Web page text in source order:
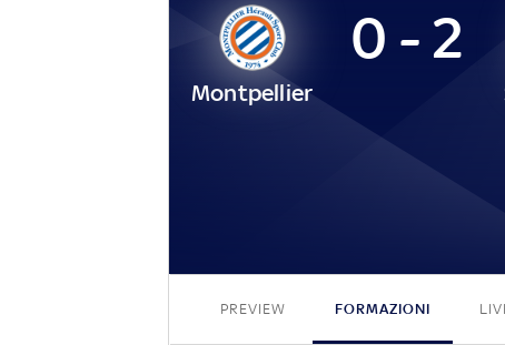
Montpellier
0 - 2
PREVIEW FORMAZIONI